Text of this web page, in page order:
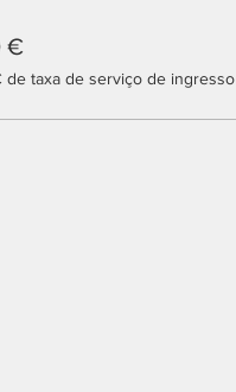
€
de taxa de serviço de ingresso